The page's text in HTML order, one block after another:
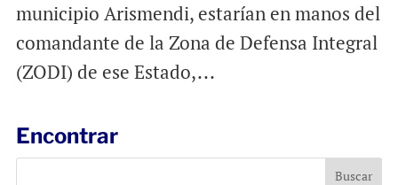
municipio Arismendi, estarían en manos del
comandante de la Zona de Defensa Integral
(ZODI) de ese Estado,...
Encontrar